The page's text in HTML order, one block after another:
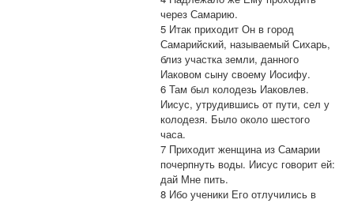
через Самарию.
5 Итак приходит Он в город
Самарийский, называемый Сихарь,
близ участка земли, данного
Иаковом сыну своему Иосифу.
6 Там был колодезь Иаковлев.
Иисус, утрудившись от пути, сел у
колодезя. Было около шестого
часа.
7 Приходит женщина из Самарии
почерпнуть воды. Иисус говорит ей:
дай Мне пить.
8 Ибо ученики Его отлучились в